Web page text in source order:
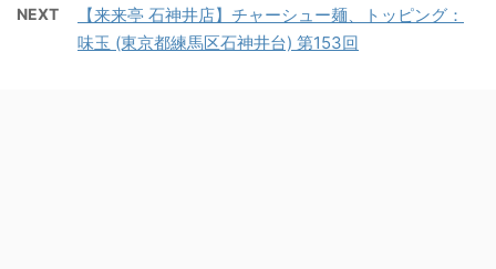
NEXT
【来来亭 石神井店】チャーシュー麺、トッピング：
味玉 (東京都練馬区石神井台) 第153回